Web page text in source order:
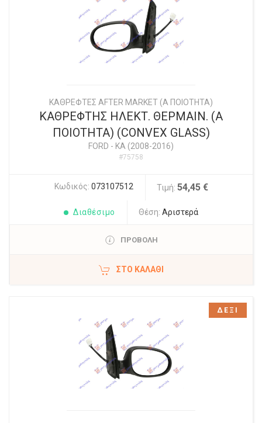
ΚΑΘΡΕΦΤΕΣ AFTER MARKET (Α ΠΟΙΟΤΗΤΑ)
ΚΑΘΡΕΦΤΗΣ ΗΛΕΚΤ. ΘΕΡΜΑΙΝ. (Α
ΠΟΙΟΤΗΤΑ) (CONVEX GLASS)
FORD - KA (2008-2016)
#75758
Κωδικός: 073107512 Τιμή: 54,45 €
Διαθέσιμο Θέση: Αριστερά
ΠΡΟΒΟΛΗ
ΣΤΟ ΚΑΛΆΘΙ
ΔΕΞΙ